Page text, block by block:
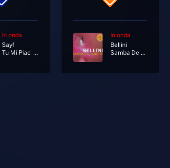
In onda
Sayf
Tu Mi Piaci Tanto
In onda
Bellini
Samba De Janeiro